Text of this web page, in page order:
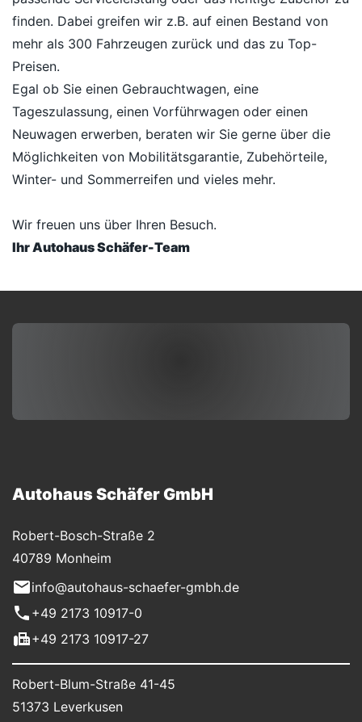
finden. Dabei greifen wir z.B. auf einen Bestand von
mehr als 300 Fahrzeugen zurück und das zu Top-
Preisen.
Egal ob Sie einen Gebrauchtwagen, eine
Tageszulassung, einen Vorführwagen oder einen
Neuwagen erwerben, beraten wir Sie gerne über die
Möglichkeiten von Mobilitätsgarantie, Zubehörteile,
Winter- und Sommerreifen und vieles mehr.
Wir freuen uns über Ihren Besuch.
Ihr Autohaus Schäfer-Team
Autohaus Schäfer GmbH
Robert-Bosch-Straße 2
40789 Monheim
info@autohaus-schaefer-gmbh.de
+49 2173 10917-0
+49 2173 10917-27
Robert-Blum-Straße 41-45
51373 Leverkusen